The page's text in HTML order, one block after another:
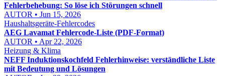
Fehlerbehebung: So löse ich Störungen schnell
AUTOR • Jun 15, 2026
Haushaltsgeräte-Fehlercodes
AEG Lavamat Fehlercode-Liste (PDF-Format)
AUTOR • Apr 22, 2026
Heizung & Klima
NEFF Induktionskochfeld Fehlerhinweise: verständliche Liste
mit Bedeutung und Lösungen